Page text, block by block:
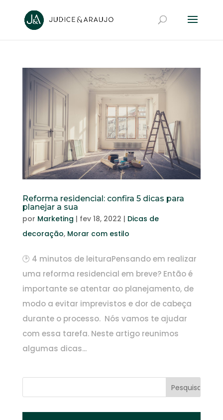
Reforma residencial: confira 5 dicas para
planejar a sua
por Marketing | fev 18, 2022 | Dicas de
decoração, Morar com estilo
🕑 4 minutos de leituraPensando em realizar
uma reforma residencial em breve? Então é
importante se atentar ao planejamento, de
modo a evitar imprevistos e dor de cabeça
durante o processo. Nós vamos te ajudar
com essa tarefa. Neste artigo reunimos
algumas dicas...